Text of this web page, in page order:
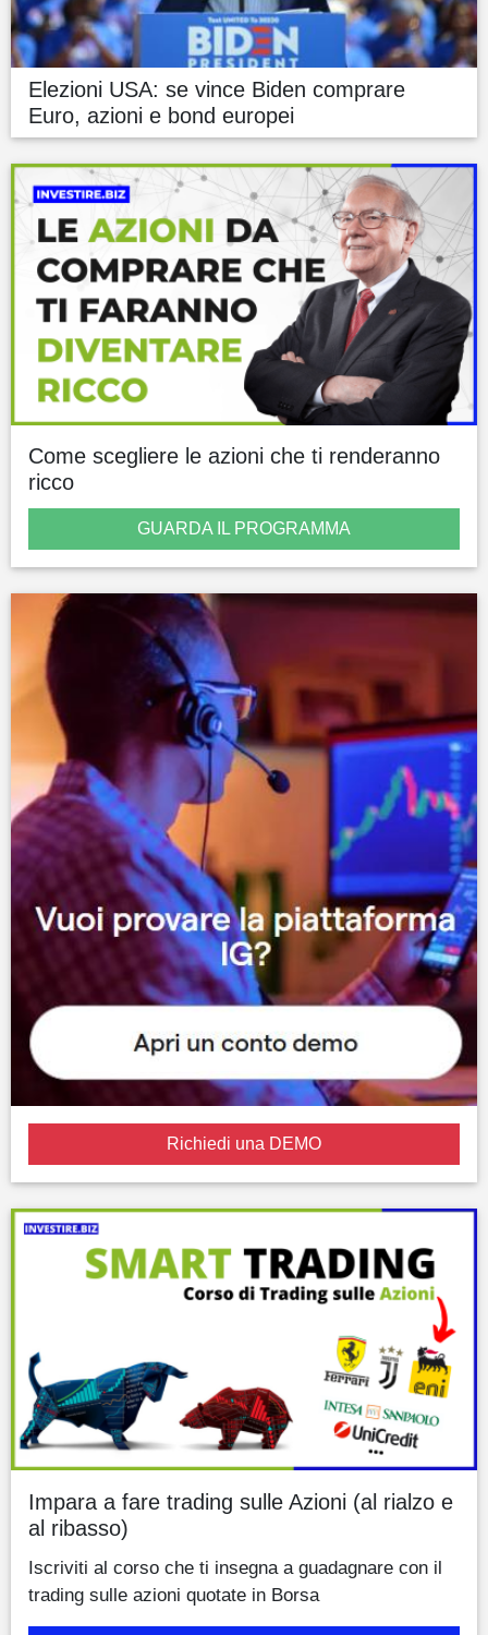
Elezioni USA: se vince Biden comprare
Euro, azioni e bond europei
Come scegliere le azioni che ti renderanno
ricco
GUARDA IL PROGRAMMA
Richiedi una DEMO
Impara a fare trading sulle Azioni (al rialzo e
al ribasso)
Iscriviti al corso che ti insegna a guadagnare con il
trading sulle azioni quotate in Borsa